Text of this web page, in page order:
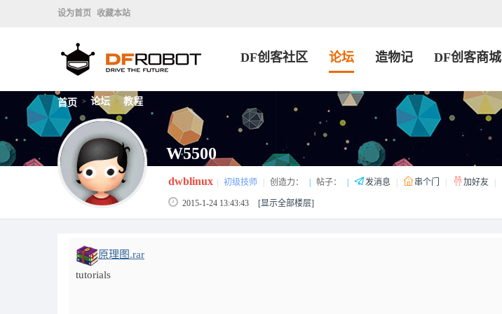
设为首页 收藏本站
DF创客社区 论坛 造物记 DF创客商城
首页 > 论坛 > 教程
W5500
dwblinux 初级技师 创造力： 帖子： 发消息 串个门 加好友
2015-1-24 13:43:43 [显示全部楼层]
原理图.rar
tutorials